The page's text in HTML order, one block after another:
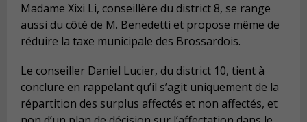
Madame Xixi Li, conseillère du district 8, se range
aussi du côté de M. Benedetti et propose même de
réduire la taxe municipale des Brossardois.
Le conseiller Daniel Lucier, du district 10, tient à
conclure en rappelant qu’il s’agit uniquement de la
répartition des surplus affectés et non affectés, et